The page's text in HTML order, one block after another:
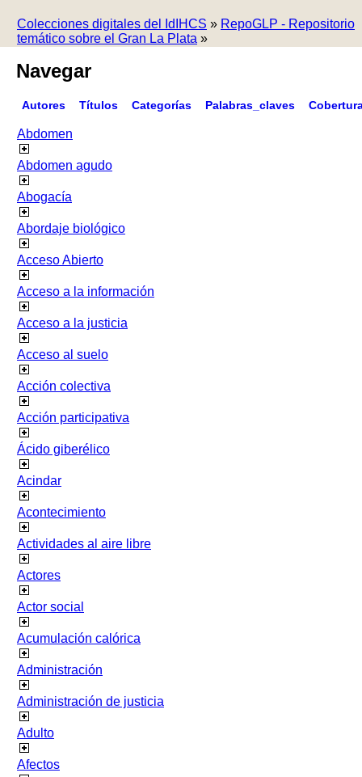
Colecciones digitales del IdIHCS » RepoGLP - Repositorio
temático sobre el Gran La Plata »
Navegar
Autores Títulos Categorías Palabras_claves
Abdomen
Abdomen agudo
Abogacía
Abordaje biológico
Acceso Abierto
Acceso a la información
Acceso a la justicia
Acceso al suelo
Acción colectiva
Acción participativa
Ácido giberélico
Acindar
Acontecimiento
Actividades al aire libre
Actores
Actor social
Acumulación calórica
Administración
Administración de justicia
Adulto
Afectos